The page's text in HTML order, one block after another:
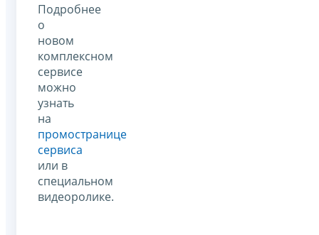
Подробнее
о
новом
комплексном
сервисе
можно
узнать
на
промостранице
сервиса
или в
специальном
видеоролике.